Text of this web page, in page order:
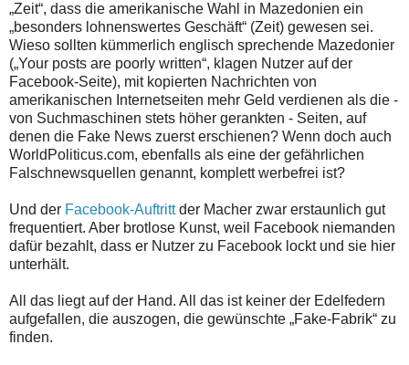
„Zeit“, dass die amerikanische Wahl in Mazedonien ein
„besonders lohnenswertes Geschäft“ (Zeit) gewesen sei.
Wieso sollten kümmerlich englisch sprechende Mazedonier
(„Your posts are poorly written“, klagen Nutzer auf der
Facebook-Seite), mit kopierten Nachrichten von
amerikanischen Internetseiten mehr Geld verdienen als die -
von Suchmaschinen stets höher gerankten - Seiten, auf
denen die Fake News zuerst erschienen? Wenn doch auch
WorldPoliticus.com, ebenfalls als eine der gefährlichen
Falschnewsquellen genannt, komplett werbefrei ist?
Und der Facebook-Auftrittder Macher zwar erstaunlich gut
frequentiert. Aber brotlose Kunst, weil Facebook niemanden
dafür bezahlt, dass er Nutzer zu Facebook lockt und sie hier
unterhält.
All das liegt auf der Hand. All das ist keiner der Edelfedern
aufgefallen, die auszogen, die gewünschte „Fake-Fabrik“ zu
finden.